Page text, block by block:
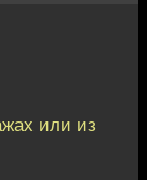
или из